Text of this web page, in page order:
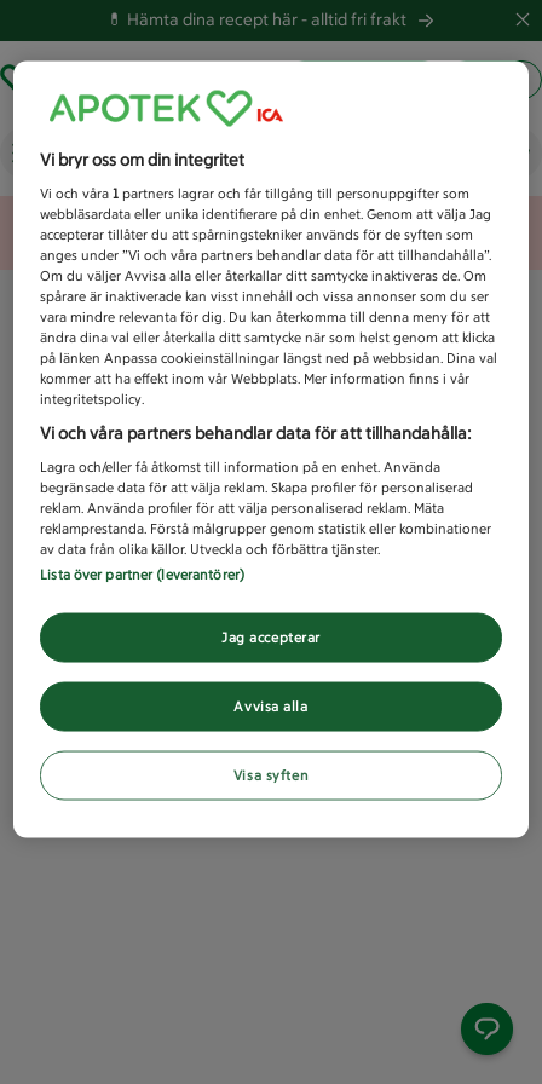
💊 Hämta dina recept här -alltid fri frakt
Vad letar du efter idag?
Unknown error
Vi bryr oss om din integritet
Vi och våra1 partners lagrar och får tillgång till personuppgifter som
webbläsardata eller unika identifierare på din enhet. Genom att välja Jag
accepterar tillåter du att spårningstekniker används för de syften som
anges under ”Vi och våra partners behandlar data för att tillhandahålla”.
Om du väljer Avvisa alla eller återkallar ditt samtycke inaktiveras de. Om
spårare är inaktiverade kan visst innehåll och vissa annonser som du ser
vara mindre relevanta för dig. Du kan återkomma till denna meny för att
ändra dina val eller återkalla ditt samtycke när som helst genom att klicka
på länken Anpassa cookieinställningar längst ned på webbsidan. Dina val
kommer att ha effekt inom vår Webbplats. Mer information finns i vår
integritetspolicy.
Vi och våra partners behandlar data för att tillhandahålla:
Lagra och/eller få åtkomst till information på en enhet. Använda
begränsade data för att välja reklam. Skapa profiler för personaliserad
reklam. Använda profiler för att välja personaliserad reklam. Mäta
reklamprestanda. Förstå målgrupper genom statistik eller kombinationer
av data från olika källor. Utveckla och förbättra tjänster.
Lista över partner (leverantörer)
Avvisa alla
Jag accepterar
Visa syften